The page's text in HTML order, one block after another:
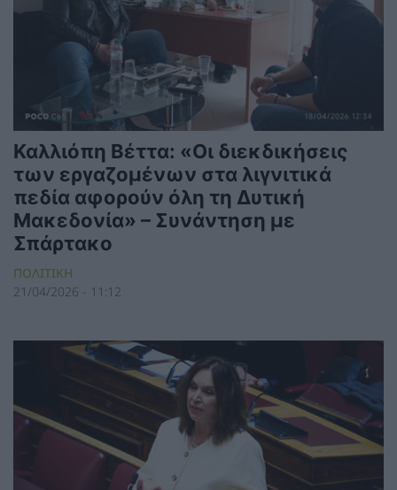
Καλλιόπη Βέττα: «Οι διεκδικήσεις
των εργαζομένων στα λιγνιτικά
πεδία αφορούν όλη τη Δυτική
Μακεδονία» – Συνάντηση με
Σπάρτακο
ΠΟΛΙΤΙΚΗ
21/04/2026 - 11:12